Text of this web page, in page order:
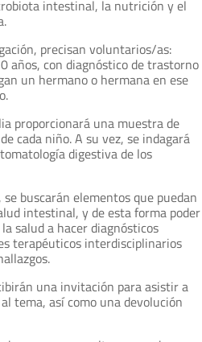
intestinal, la nutrición y el
precisan voluntarios/as:
años, con diagnóstico de trastorno
un hermano o hermana en ese
proporcionará una muestra de
cada niño. A su vez, se indagará
digestiva de los
buscarán elementos que puedan
intestinal, y de esta forma poder
salud a hacer diagnósticos
terapéuticos interdisciplinarios
una invitación para asistir a
tema, así como una devolución